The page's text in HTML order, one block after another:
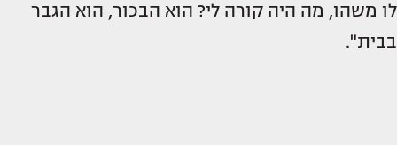
לו משהו, מה היה קורה לי? הוא הבכור, הוא הגבר
בבית".